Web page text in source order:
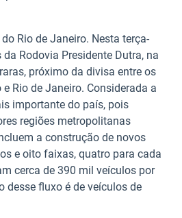
Rio de Janeiro. Nesta terça-
Rodovia Presidente Dutra, na
próximo da divisa entre os
Rio de Janeiro. Considerada a
importante do país, pois
regiões metropolitanas
a construção de novos
e oito faixas, quatro para cada
cerca de 390 mil veículos por
desse fluxo é de veículos de